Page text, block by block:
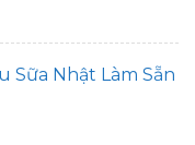
Sữa Nhật Làm Sẵn